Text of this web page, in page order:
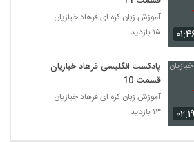
آموزش زبان کره ای فرهاد خبازیان
۱۵ بازدید
۰۲:۱۹
پادکست انگلیسی فرهاد خبازیان
قسمت 10
آموزش زبان کره ای فرهاد خبازیان
۱۳ بازدید